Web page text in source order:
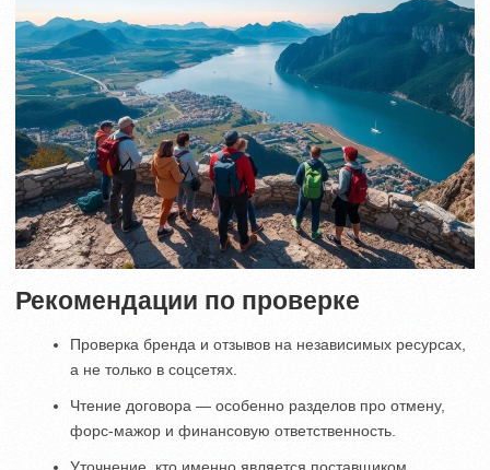
Рекомендации по проверке
Проверка бренда и отзывов на независимых ресурсах,
а не только в соцсетях.
Чтение договора — особенно разделов про отмену,
форс-мажор и финансовую ответственность.